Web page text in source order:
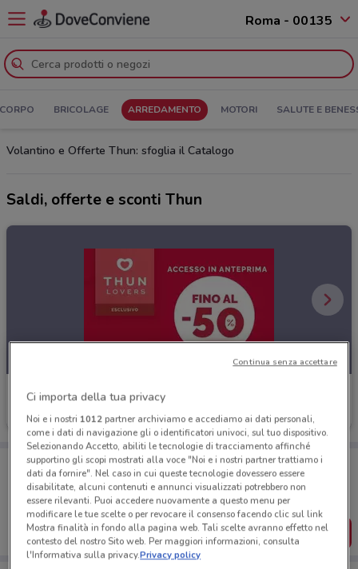
Roma - 00135
BRICOLAGE ARREDAMENTO MOTORI SALUTE E
Volantino e Offerte Thun: sfoglia il Catalogo
Saldi, offerte e sconti Thun
Thun
Scade il 18/08
Porta DoveConviene sempre con te!
Puoi trovare le migliori offerte dei negozi vicino a te,
salvarle e creare la tua lista del risparmio, comodamente
dal tuo cellulare.
SCARICA L’APP
Ci importa della tua privacy
Noi e i nostri 1012partner archiviamo e accediamo ai dati personali,
come i dati di navigazione gli o identificatori univoci, sul tuo dispositivo.
Selezionando Accetto, abiliti le tecnologie di tracciamento affinché
supportino gli scopi mostrati alla voce "Noi e i nostri partner trattiamo i
dati da fornire". Nel caso in cui queste tecnologie dovessero essere
disabilitate, alcuni contenuti e annunci visualizzati potrebbero non
essere rilevanti. Puoi accedere nuovamente a questo menu per
modificare le tue scelte o per revocare il consenso facendo clic sul link
Mostra finalità in fondo alla pagina web. Tali scelte avranno effetto nel
contesto del nostro Sito web. Per maggiori informazioni, consulta
l'Informativa sulla privacy.Privacy policy
Continua senza accettare